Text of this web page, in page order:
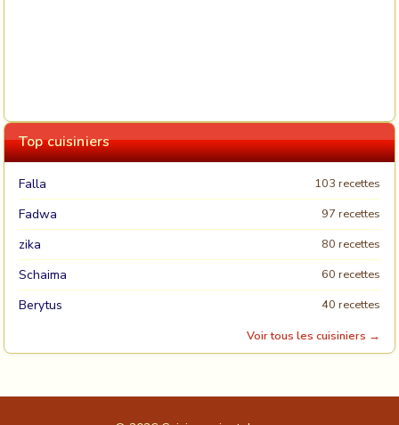
Top cuisiniers
Falla 103 recettes
Fadwa 97 recettes
zika 80 recettes
Schaima 60 recettes
Berytus
40 recettes
Voir tous les cuisiniers →